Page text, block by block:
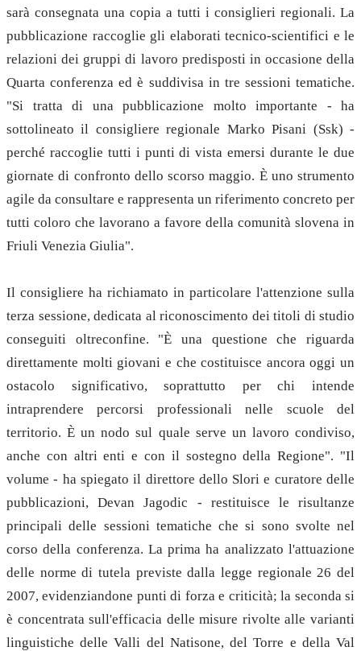
sarà consegnata una copia a tutti i consiglieri regionali. La
pubblicazione raccoglie gli elaborati tecnico-scientifici e le
relazioni dei gruppi di lavoro predisposti in occasione della
Quarta conferenza ed è suddivisa in tre sessioni tematiche.
"Si tratta di una pubblicazione molto importante - ha
sottolineato il consigliere regionale Marko Pisani (Ssk) -
perché raccoglie tutti i punti di vista emersi durante le due
giornate di confronto dello scorso maggio. È uno strumento
agile da consultare e rappresenta un riferimento concreto per
tutti coloro che lavorano a favore della comunità slovena in
Friuli Venezia Giulia".
Il consigliere ha richiamato in particolare l'attenzione sulla
terza sessione, dedicata al riconoscimento dei titoli di studio
conseguiti oltreconfine. "È una questione che riguarda
direttamente molti giovani e che costituisce ancora oggi un
ostacolo significativo, soprattutto per chi intende
intraprendere percorsi professionali nelle scuole del
territorio. È un nodo sul quale serve un lavoro condiviso,
anche con altri enti e con il sostegno della Regione". "Il
volume - ha spiegato il direttore dello Slori e curatore delle
pubblicazioni, Devan Jagodic - restituisce le risultanze
principali delle sessioni tematiche che si sono svolte nel
corso della conferenza. La prima ha analizzato l'attuazione
delle norme di tutela previste dalla legge regionale 26 del
2007, evidenziandone punti di forza e criticità; la seconda si
è concentrata sull'efficacia delle misure rivolte alle varianti
linguistiche delle Valli del Natisone, del Torre e della Val